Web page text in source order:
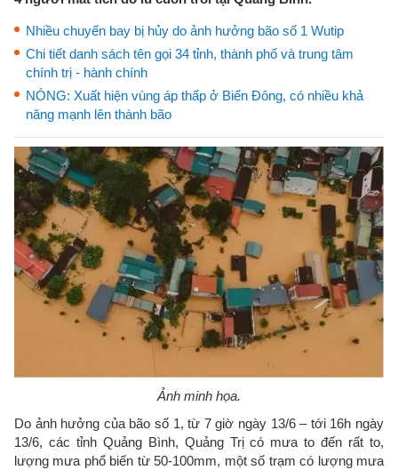
Nhiều chuyến bay bị hủy do ảnh hưởng bão số 1 Wutip
Chi tiết danh sách tên gọi 34 tỉnh, thành phố và trung tâm
chính trị - hành chính
NÓNG: Xuất hiện vùng áp thấp ở Biển Đông, có nhiều khả
năng mạnh lên thành bão
Ảnh minh họa.
Do ảnh hưởng của bão số 1, từ 7 giờ ngày 13/6 – tới 16h ngày
13/6, các tỉnh Quảng Bình, Quảng Trị có mưa to đến rất to,
lượng mưa phổ biến từ 50-100mm, một số trạm có lượng mưa